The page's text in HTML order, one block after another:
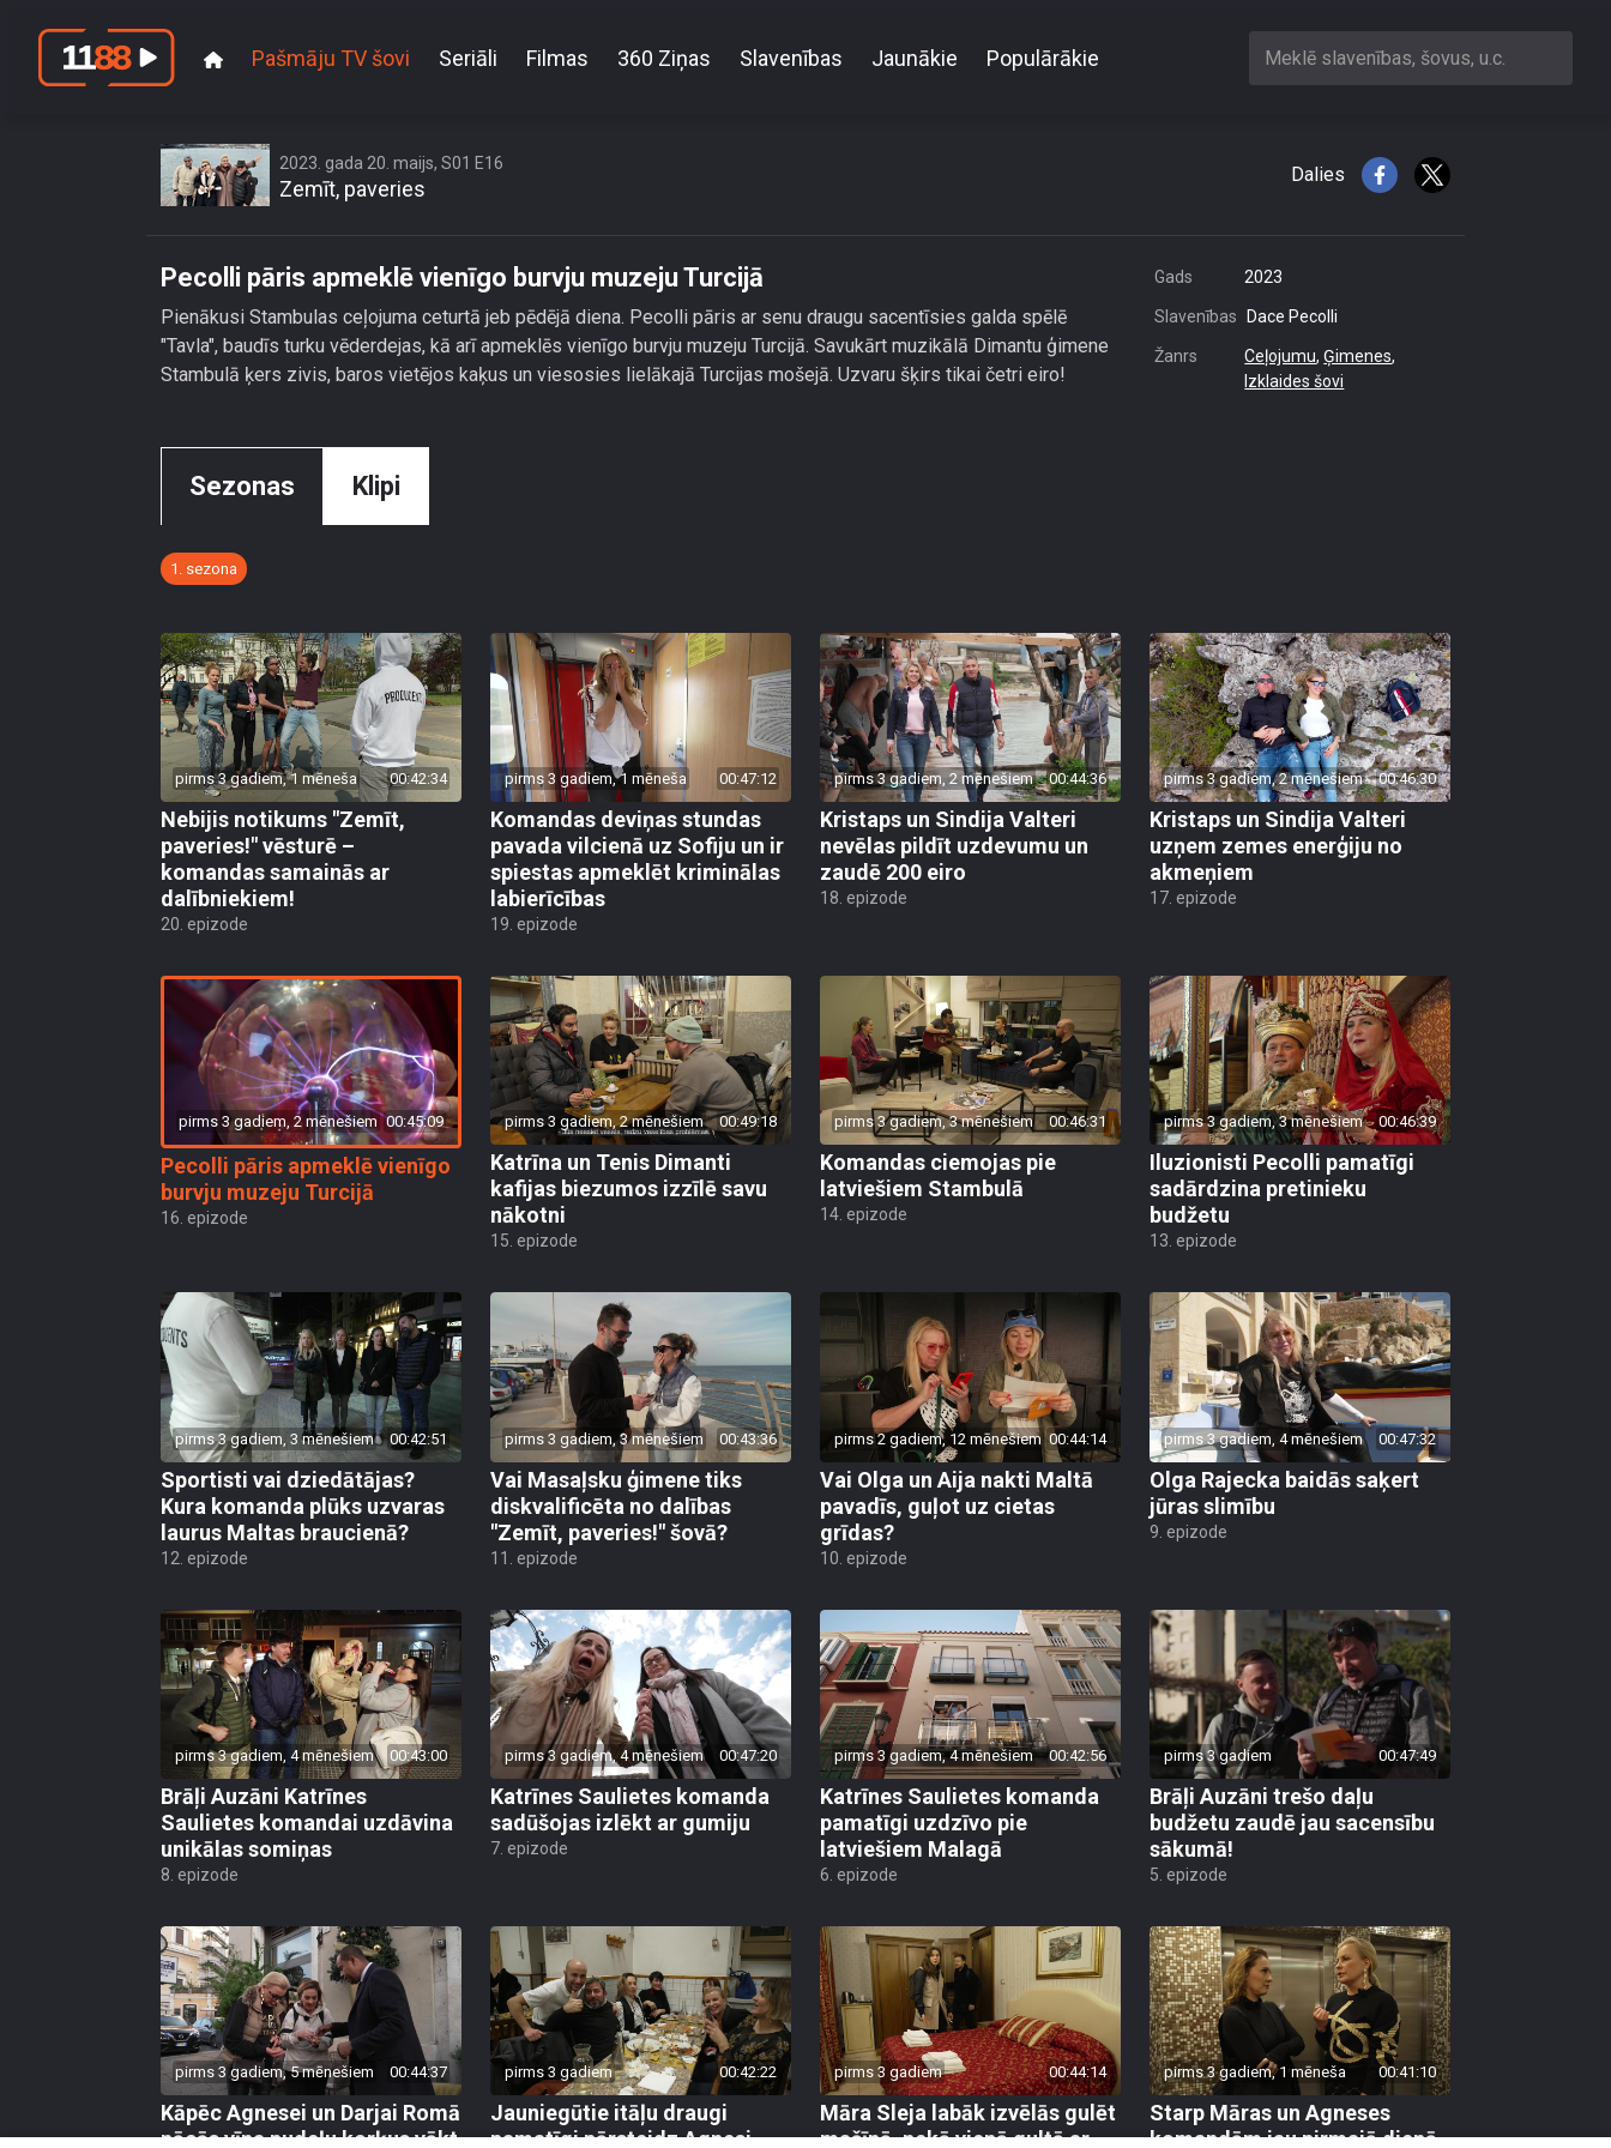
Pašmāju TV šovi Seriāli Filmas 360 Ziņas Slavenības Jaunākie Populārākie Meklē slavenības, šovus, u.c.
2023. gada 20. maijs, S01 E16
Zemīt, paveries
Dalies
Pecolli pāris apmeklē vienīgo burvju muzeju Turcijā
Pienākusi Stambulas ceļojuma ceturtā jeb pēdējā diena. Pecolli pāris ar senu draugu sacentīsies galda spēlē
"Tavla", baudīs turku vēderdejas, kā arī apmeklēs vienīgo burvju muzeju Turcijā. Savukārt muzikālā Dimantu ģimene
Stambulā ķers zivis, baros vietējos kaķus un viesosies lielākajā Turcijas mošejā. Uzvaru šķirs tikai četri eiro!
Gads 2023
Slavenības Dace Pecolli
Žanrs Ceļojumu,Ģimenes,
Izklaides šovi
Sezonas Klipi
1. sezona
pirms 3 gadiem, 1 mēneša 00:42:34
Nebijis notikums "Zemīt,
paveries!" vēsturē –
komandas samainās ar
dalībniekiem!
20. epizode
pirms 3 gadiem, 1 mēneša 00:47:12
Komandas deviņas stundas
pavada vilcienā uz Sofiju un ir
spiestas apmeklēt kriminālas
labierīcības
19. epizode
pirms 3 gadiem, 2 mēnešiem 00:44:36
Kristaps un Sindija Valteri
nevēlas pildīt uzdevumu un
zaudē 200 eiro
18. epizode
pirms 3 gadiem, 2 mēnešiem 00:46:30
Kristaps un Sindija Valteri
uzņem zemes enerģiju no
akmeņiem
17. epizode
pirms 3 gadiem, 2 mēnešiem 00:45:09
Pecolli pāris apmeklē vienīgo
burvju muzeju Turcijā
16. epizode
pirms 3 gadiem, 2 mēnešiem 00:49:18
Katrīna un Tenis Dimanti
kafijas biezumos izzīlē savu
nākotni
15. epizode
pirms 3 gadiem, 3 mēnešiem 00:46:31
Komandas ciemojas pie
latviešiem Stambulā
14. epizode
pirms 3 gadiem, 3 mēnešiem 00:46:39
Iluzionisti Pecolli pamatīgi
sadārdzina pretinieku
budžetu
13. epizode
pirms 3 gadiem, 3 mēnešiem 00:42:51
Sportisti vai dziedātājas?
Kura komanda plūks uzvaras
laurus Maltas braucienā?
12. epizode
pirms 3 gadiem, 3 mēnešiem 00:43:36
Vai Masaļsku ģimene tiks
diskvalificēta no dalības
"Zemīt, paveries!" šovā?
11. epizode
pirms 2 gadiem, 12 mēnešiem 00:44:14
Vai Olga un Aija nakti Maltā
pavadīs, guļot uz cietas
grīdas?
10. epizode
pirms 3 gadiem, 4 mēnešiem 00:47:32
Olga Rajecka baidās saķert
jūras slimību
9. epizode
pirms 3 gadiem, 4 mēnešiem 00:43:00
Brāļi Auzāni Katrīnes
Saulietes komandai uzdāvina
unikālas somiņas
8. epizode
pirms 3 gadiem, 4 mēnešiem 00:47:20
Katrīnes Saulietes komanda
sadūšojas izlēkt ar gumiju
7. epizode
pirms 3 gadiem, 4 mēnešiem 00:42:56
Katrīnes Saulietes komanda
pamatīgi uzdzīvo pie
latviešiem Malagā
6. epizode
pirms 3 gadiem 00:47:49
Brāļi Auzāni trešo daļu
budžetu zaudē jau sacensību
sākumā!
5. epizode
pirms 3 gadiem, 5 mēnešiem 00:44:37
Kāpēc Agnesei un Darjai Romā
nācās vīna pudeļu korķus vākt
pirms 3 gadiem 00:42:22
Jauniegūtie itāļu draugi
pamatīgi pārsteidz Agnesi
pirms 3 gadiem 00:44:14
Māra Sleja labāk izvēlās gulēt
mašīnā, nekā vienā gultā ar
pirms 3 gadiem, 1 mēneša 00:41:10
Starp Māras un Agneses
komandām jau pirmajā dienā